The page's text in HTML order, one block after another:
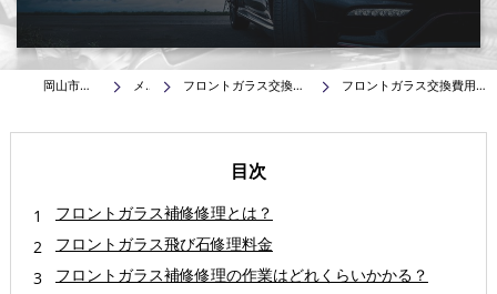
岡山市の車はnexus株式会社 メニュー フロントガラス交換費用.車種別料金表-飛び石修理の価格を比較 フロントガラス交換費用安く抑える/車輌保険でお見舞金-nexus岡山･倉敷
目次
フロントガラス補修修理とは？
フロントガラス飛び石修理料金
フロントガラス補修修理の作業はどれくらいかかる？